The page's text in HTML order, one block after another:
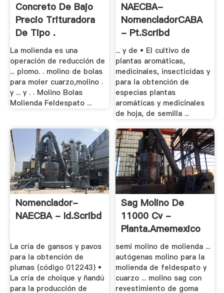
Concreto De Bajo
Precio Trituradora
De Tipo .
La molienda es una
operación de reducción de
... plomo. . molino de bolas
para moler cuarzo,molino .
y ... y . . Molino Bolas
Molienda Feldespato ...
NAECBA-
NomencladorCABA
- Pt.scribd
... y de • El cultivo de
plantas aromáticas,
medicinales, insecticidas y
para la obtención de
especias plantas
aromáticas y medicinales
de hoja, de semilla ...
Nomenclador-
NAECBA - Id.scribd
La cría de gansos y pavos
para la obtención de
plumas (código 012243) •
La cría de choique y ñandú
para la producción de
Sag Molino De
11000 Cv -
Planta.amemexico
semi molino de molienda ...
autógenas molino para la
molienda de feldespato y
cuarzo ... molino sag con
revestimiento de goma